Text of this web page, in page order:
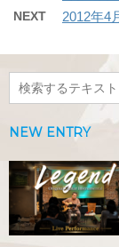
NEXT 2012年4
NEW ENTRY